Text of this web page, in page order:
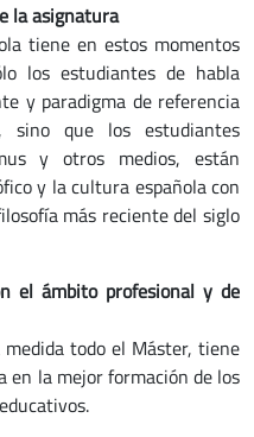
la asignatura
tiene en estos momentos
los estudiantes de habla
y paradigma de referencia
sino que los estudiantes
y otros medios, están
y la cultura española con
más reciente del siglo
el ámbito profesional y de
todo el Máster, tiene
en la mejor formación de los